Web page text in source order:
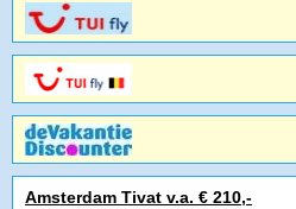
Amsterdam Tivat v.a. € 210,-